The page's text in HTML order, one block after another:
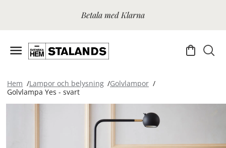
Betala med Klarna
Hem Lampor och belysning
Golvlampor
Golvlampa Yes - svart